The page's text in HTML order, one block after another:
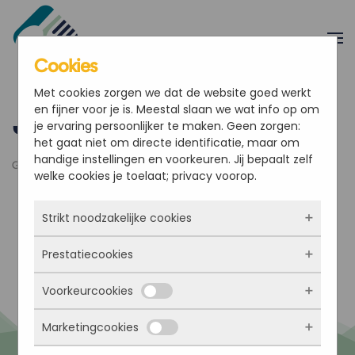
John-Boy Overbeek
Geschreven doorNick op 3 maart 2026.
Vorige Volgende
Cookies
Met cookies zorgen we dat de website goed werkt
en fijner voor je is. Meestal slaan we wat info op om
je ervaring persoonlijker te maken. Geen zorgen:
het gaat niet om directe identificatie, maar om
handige instellingen en voorkeuren. Jij bepaalt zelf
welke cookies je toelaat; privacy voorop.
Strikt noodzakelijke cookies
Deze cookies zorgen ervoor dat de website
überhaupt werkt. Ze zijn dus altijd actief en
kunnen niet worden uitgezet. Meestal worden
ze alleen geplaatst als jij iets doet, zoals
inloggen, een formulier invullen of je
privacyvoorkeuren opslaan. Je kunt je browser
Prestatiecookies
Met deze cookies zien we hoe vaak onze site
bezocht wordt, waar bezoekers vandaan
komen en welke pagina’s populair zijn. Zo
kunnen we de website blijven verbeteren.
Voorkeurcookies
Deze cookies onthouden jouw voorkeuren.
Bijvoorbeeld taalkeuze of ingevulde gegevens.
Marketingcookies